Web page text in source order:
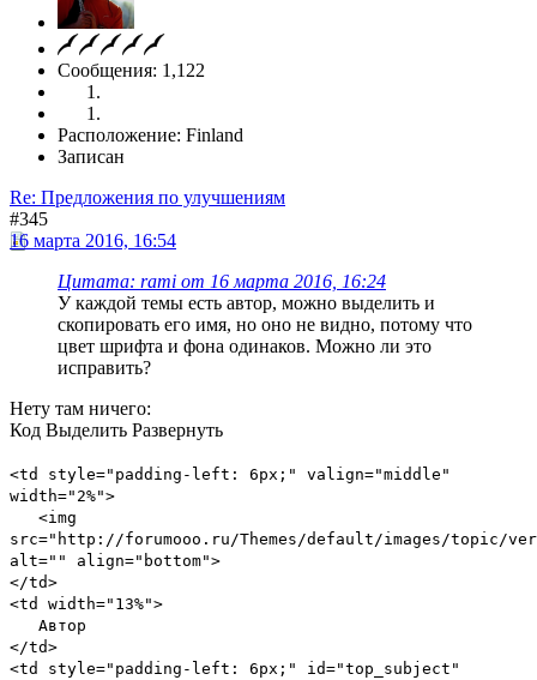
Сообщения: 1,122
Расположение: Finland
Записан
Re: Предложения по улучшениям
#345
16 марта 2016, 16:54
Цитата: rami от 16 марта 2016, 16:24
У каждой темы есть автор, можно выделить и
скопировать его имя, но оно не видно, потому что
цвет шрифта и фона одинаков. Можно ли это
исправить?
Нету там ничего:
Код Выделить Развернуть
<td style="padding-left: 6px;" valign="middle"
width="2%">
<img
src="http://forumooo.ru/Themes/default/images/topic/
alt="" align="bottom">
</td>
<td width="13%">
Автор
</td>
<td style="padding-left: 6px;" id="top_subject"